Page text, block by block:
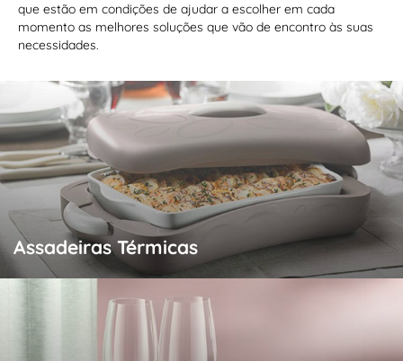
que estão em condições de ajudar a escolher em cada
momento as melhores soluções que vão de encontro às suas
necessidades.
Assadeiras Térmicas